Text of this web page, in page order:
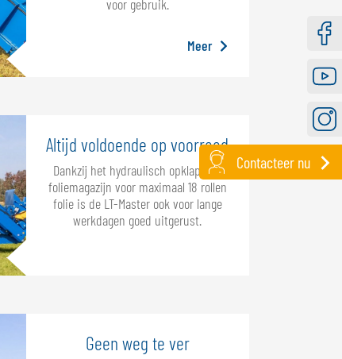
voor gebruik.
Meer
Altijd voldoende op voorraad
Dankzij het hydraulisch opklapbare
foliemagazijn voor maximaal 18 rollen
folie is de LT-Master ook voor lange
werkdagen goed uitgerust.
Geen weg te ver
Contacteer nu